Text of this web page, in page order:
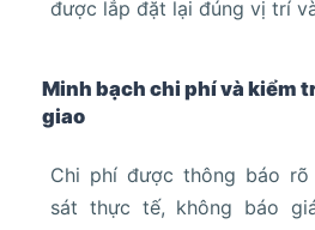
được lắp đặt lại đúng vị trí
Minh bạch chi phí và kiểm
giao
Chi phí được thông báo rõ
sát thực tế, không báo